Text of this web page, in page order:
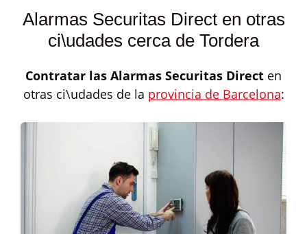
Alarmas Securitas Direct en otras
ci\udades cerca de Tordera
Contratar las Alarmas Securitas Direct en
otras ci\udades de la provincia de Barcelona: